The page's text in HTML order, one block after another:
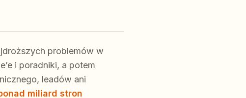
problemów w
i poradniki, a potem
leadów ani
miliard stron